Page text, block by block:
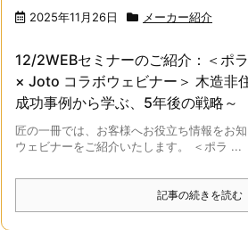
2025年11月26日 メーカー紹介
12/2WEBセミナーのご紹介：＜ポ
× Joto コラボウェビナー＞ 木造非
成功事例から学ぶ、5年後の戦略～
匠の一冊では、お客様へお役立ち情報をお
ウェビナーをご紹介いたします。 ＜ポラ ...
記事の続きを読む